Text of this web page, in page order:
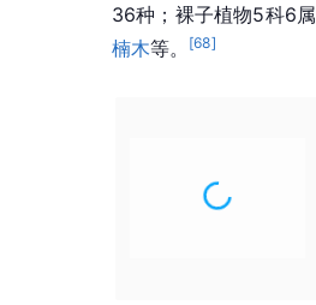
36种； 裸子植物5科6
楠木等。 [68]